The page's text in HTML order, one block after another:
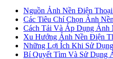
Nguồn Ảnh Nền Điện
Các Tiêu Chí Chọn Ảnh
Cách Tải Và Áp Dụng
Xu Hướng Ảnh Nền Điện
Những Lợi Ích Khi Sử
Bí Quyết Tìm Và Sử Dụng